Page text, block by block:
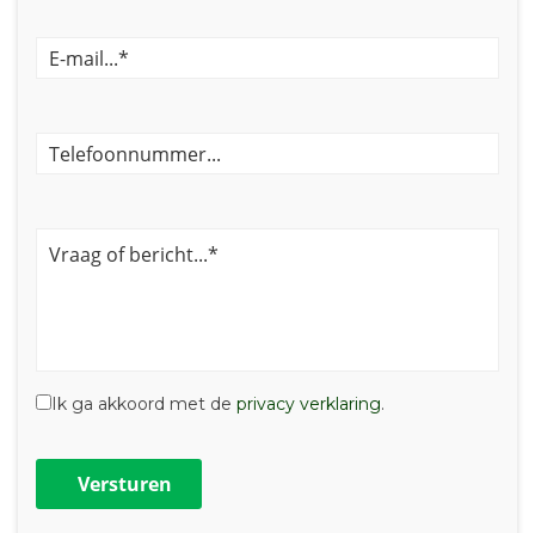
Ik ga akkoord met de privacy verklaring.
Versturen